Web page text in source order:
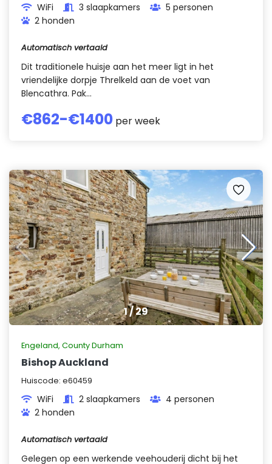
WiFi 3 slaapkamers
5 personen
2 honden
Automatisch vertaald
Dit traditionele huisje aan het meer ligt in het
vriendelijke dorpje Threlkeld aan de voet van
Blencathra. Pak...
€862-€1400 per week
1/29
Engeland, County Durham
Bishop Auckland
Huiscode: e60459
WiFi 2 slaapkamers
4 personen
2 honden
Automatisch vertaald
Gelegen op een werkende veehouderij dicht bij het